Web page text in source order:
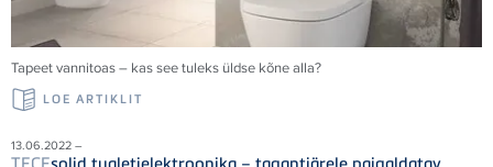
Tapeet vannitoas – kas see tuleks üldse kõne alla?
LOE ARTIKLIT
13.06.2022 –
TECEsolid tualetielektroonika – tagantjärele paigaldatav